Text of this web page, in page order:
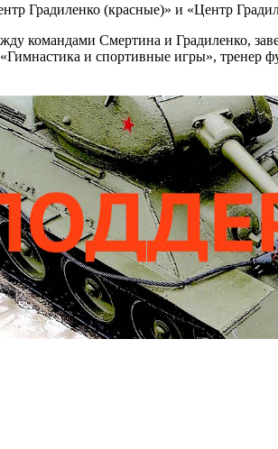
Градиленко (красные)» и «Центр
командами Смертина и
и спортивные игры», тренер